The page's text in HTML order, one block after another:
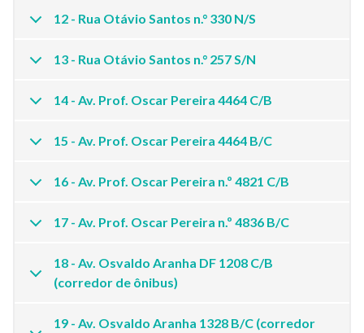
12 - Rua Otávio Santos n.° 330 N/S
13 - Rua Otávio Santos n.° 257 S/N
14 - Av. Prof. Oscar Pereira 4464 C/B
15 - Av. Prof. Oscar Pereira 4464 B/C
16 - Av. Prof. Oscar Pereira n.º 4821 C/B
17 - Av. Prof. Oscar Pereira n.º 4836 B/C
18 - Av. Osvaldo Aranha DF 1208 C/B
(corredor de ônibus)
19 - Av. Osvaldo Aranha 1328 B/C (corredor